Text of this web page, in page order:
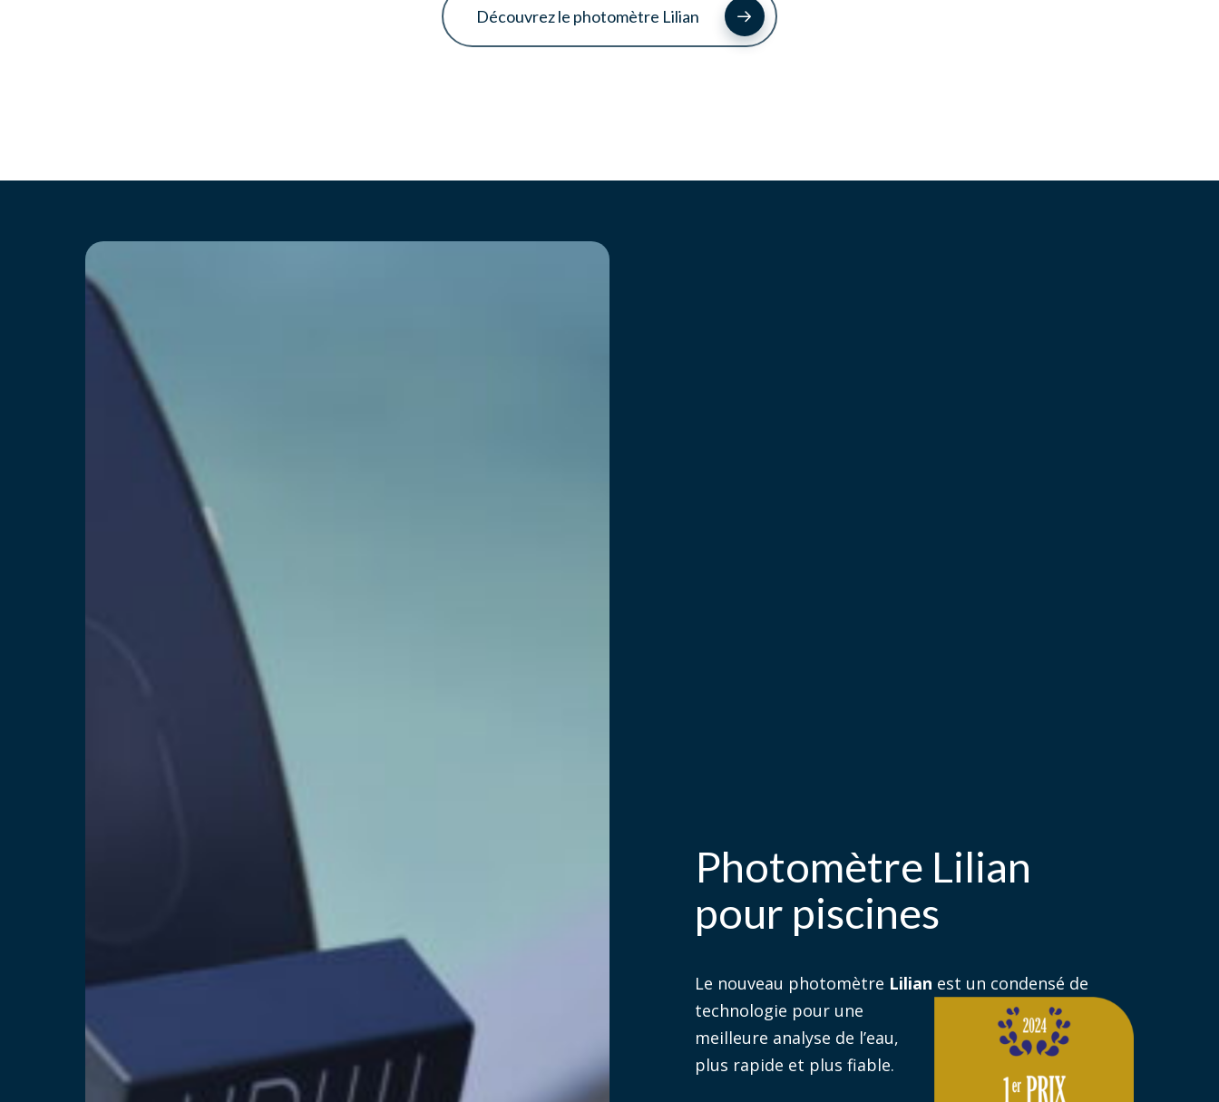
Hit enter to search or ESC to close
Découvrez le photomètre Lilian
Photomètre Lilian
pour piscines
Le nouveau photomètre Lilian est un condensé de
technologie pour une
meilleure analyse de l’eau,
plus rapide et plus fiable.